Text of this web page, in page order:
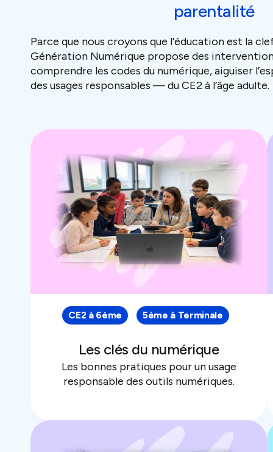
parentalité
Parce que nous croyons que l’éducation est la
Génération Numérique propose des
comprendre les codes du numérique, aiguiser
des usages responsables — du CE2 à l’âge adulte.
CE2 à 6ème 5ème à Terminale
Les clés du numérique
Les bonnes pratiques pour un usage
responsable des outils numériques.